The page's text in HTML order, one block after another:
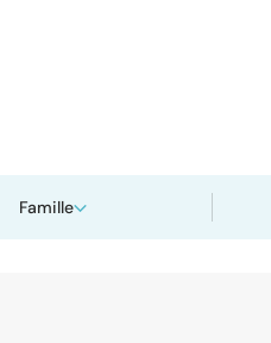
Famille